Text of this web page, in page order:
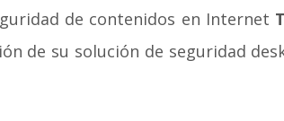
de contenidos en Internet
de su solución de seguridad